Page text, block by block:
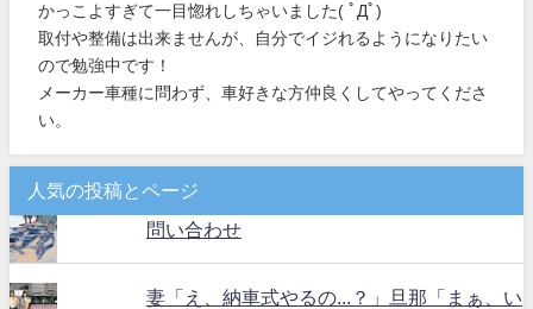
かっこよすぎて一目惚れしちゃいました( ﾟДﾟ)
取付や整備は出来ませんが、自分でイジれるようになりたい
ので勉強中です！
メーカー車種に問わず、車好きな方仲良くしてやってくださ
い。
人気の投稿とページ
問い合わせ
妻「え、納車式やるの...？」旦那「まぁ、い